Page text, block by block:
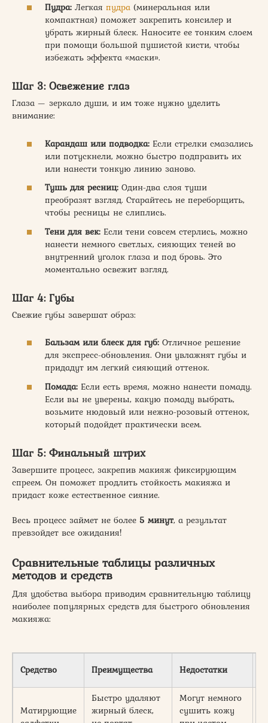
Пудра: Легкая пудра (минеральная или
компактная) поможет закрепить консилер и
убрать жирный блеск. Наносите ее тонким слоем
при помощи большой пушистой кисти, чтобы
избежать эффекта «маски».
Шаг 3: Освежение глаз
Глаза — зеркало души, и им тоже нужно уделить
внимание:
Карандаш или подводка: Если стрелки смазались
или потускнели, можно быстро подправить их
или нанести тонкую линию заново.
Тушь для ресниц: Один-два слоя туши
преобразят взгляд. Старайтесь не переборщить,
чтобы ресницы не слиплись.
Тени для век: Если тени совсем стерлись, можно
нанести немного светлых, сияющих теней во
внутренний уголок глаза и под бровь. Это
моментально освежит взгляд.
Шаг 4: Губы
Свежие губы завершат образ:
Бальзам или блеск для губ: Отличное решение
для экспресс-обновления. Они увлажнят губы и
придадут им легкий сияющий оттенок.
Помада: Если есть время, можно нанести помаду.
Если вы не уверены, какую помаду выбрать,
возьмите нюдовый или нежно-розовый оттенок,
который подойдет практически всем.
Шаг 5: Финальный штрих
Завершите процесс, закрепив макияж фиксирующим
спреем. Он поможет продлить стойкость макияжа и
придаст коже естественное сияние.
Весь процесс займет не более 5 минут, а результат
превзойдет все ожидания!
Сравнительные таблицы различных
методов и средств
Для удобства выбора приводим сравнительную таблицу
наиболее популярных средств для быстрого обновления
макияжа:
Средство Преимущества Недостатки
Матирующие
Быстро удаляют
жирный блеск,
Могут немного
сушить кожу